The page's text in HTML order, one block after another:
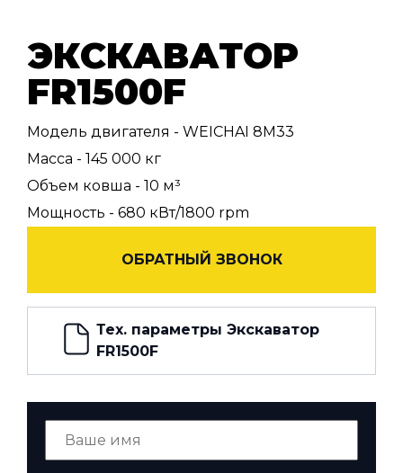
ЭКСКАВАТОР
FR1500F
Модель двигателя - WEICHAI 8M33
Масса - 145 000 кг
Объем ковша - 10 м³
Мощность - 680 кВт/1800 rpm
ОБРАТНЫЙ ЗВОНОК
Тех. параметры Экскаватор
FR1500F